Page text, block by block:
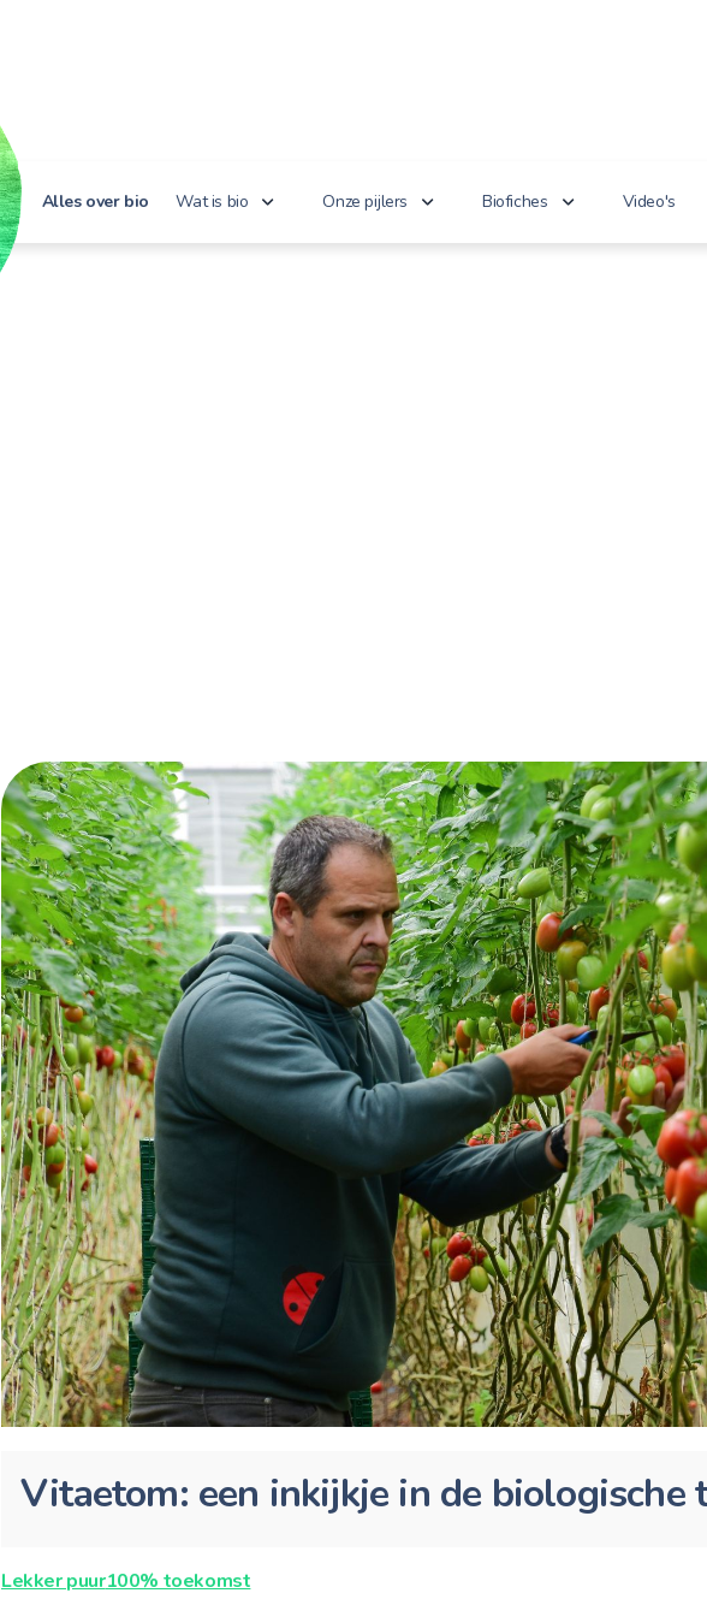
Alles over bio Wat is bio Onze pijlers Biofiches Video's
Vitaetom: een inkijkje in de biologische
Lekker puur100% toekomst